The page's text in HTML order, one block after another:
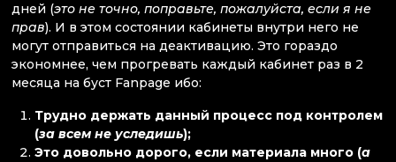
дней (это не точно, поправьте, пожалуйста, если я не
прав). И в этом состоянии кабинеты внутри него не
могут отправиться на деактивацию. Это гораздо
экономнее, чем прогревать каждый кабинет раз в 2
месяца на буст Fanpage ибо:
Трудно держать данный процесс под контролем
(за всем не уследишь);
Это довольно дорого, если материала много (а